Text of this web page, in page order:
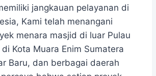
jangkauan pelayanan di
Kami telah menangani
menara masjid di luar Pulau
Kota Muara Enim Sumatera
Baru, dan berbagai daerah